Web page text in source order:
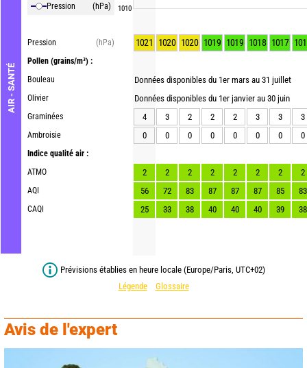
AIR - SANTÉ
Pression (hPa)
Pression
(hPa)
Pollen (grains/m³) :
Bouleau
Olivier
Graminées
Ambroisie
Indice qualité air :
ATMO
AQI
CAQI
1010
1021 1020 1020 1019 1019 1018 1017
Données disponibles du 1er mars au 31 juillet
Données disponibles du 1er janvier au 30 juin
4
3 2 2 2 3 3
3
0
0 0 0 0 0 0 0
2 2 2 2 2 2 2
2
56
72 83 87 87 87 85
83
25
33 38 40 40 40 39 38
Prévisions établies en heure locale (Europe/Paris, UTC+02)
Légende
Glossaire
Avis de l'expert